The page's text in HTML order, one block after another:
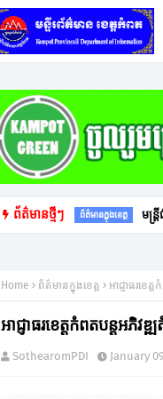
ព័ត៌មានថ្មីៗ ព័ត៌មានក្នុងខេត្ត មន្ត្
Home ព័ត៌មានក្នុងខេត្ត អាជ្ញាធរខេ
អាជ្ញាធរខេត្តកំពតបន្តអភិ
SothearomPDI January